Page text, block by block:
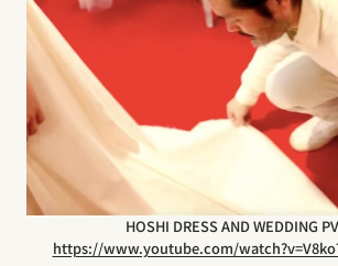
HOSHI DRESS AND WEDDING
https://www.youtube.com/